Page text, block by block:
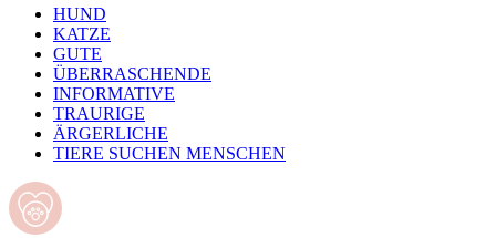
HUND
KATZE
GUTE
ÜBERRASCHENDE
INFORMATIVE
TRAURIGE
ÄRGERLICHE
TIERE SUCHEN MENSCHEN